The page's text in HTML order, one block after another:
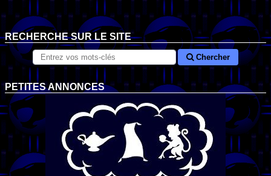
RECHERCHE SUR LE SITE
Chercher
PETITES ANNONCES